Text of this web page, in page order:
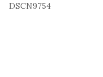
DSCN9754